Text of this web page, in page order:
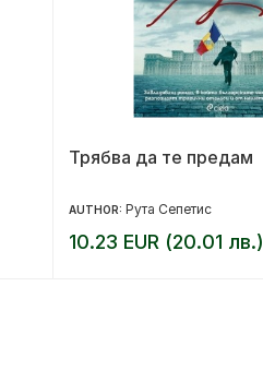
Трябва да те предам
AUTHOR: Рута Сепетис
10.23 EUR (20.01 лв.)